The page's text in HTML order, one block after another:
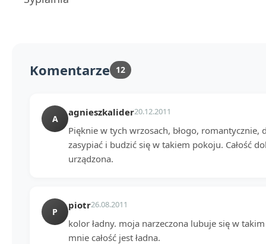
Komentarze 12
A
agnieszkalider20.12.2011
Pięknie w tych wrzosach, błogo, romantycznie,
zasypiać i budzić się w takiem pokoju. Całość
urządzona.
P
piotr26.08.2011
kolor ładny. moja narzeczona lubuje się w
mnie całość jest ładna.